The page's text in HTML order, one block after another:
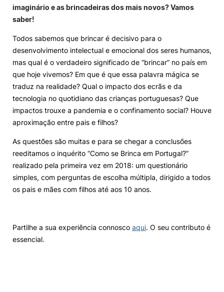
©2026 Instituto Politécnico de Coimbra. Todos os direitos reservados.
imaginário e as brincadeiras dos mais novos? Vamos
saber!
Todos sabemos que brincar é decisivo para o
desenvolvimento intelectual e emocional dos seres humanos,
mas qual é o verdadeiro significado de “brincar” no país em
que hoje vivemos? Em que é que essa palavra mágica se
traduz na realidade? Qual o impacto dos ecrãs e da
tecnologia no quotidiano das crianças portuguesas? Que
impactos trouxe a pandemia e o confinamento social? Houve
aproximação entre pais e filhos?
As questões são muitas e para se chegar a conclusões
reeditamos o inquérito “Como se Brinca em Portugal?”
realizado pela primeira vez em 2018: um questionário
simples, com perguntas de escolha múltipla, dirigido a todos
os pais e mães com filhos até aos 10 anos.
Partilhe a sua experiência connosco aqui. O seu contributo é
essencial.